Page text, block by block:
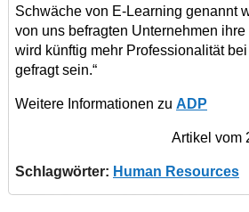
Schwäche von E-Learning genannt
von uns befragten Unternehmen
wird künftig mehr Professionalität
gefragt sein.“
Weitere Informationen zu ADP
Artikel vom
Schlagwörter: Human Resources